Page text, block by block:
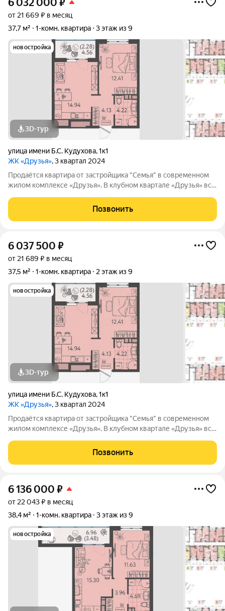
6 032 000 ₽
от 21 669 ₽ в месяц
37,7 м²
1-комн. квартира 3 этаж из 9
новостройка
3D-тур
улица имени Б.С. Кудухова,1к1
ЖК «Друзья», 3 квартал 2024
Продаётся квартира от застройщика "Семья" в современном
жилом комплексе «Друзья». В клубном квартале «Друзья» все
Бесплатные игровая комната для детей и антикафе для
Позвонить
6 037 500 ₽
от 21 689 ₽ в месяц
37,5 м²
1-комн. квартира 2 этаж из 9
новостройка
3D-тур
улица имени Б.С. Кудухова,1к1
ЖК «Друзья», 3 квартал 2024
Продаётся квартира от застройщика "Семья" в современном
жилом комплексе «Друзья». В клубном квартале «Друзья» все
Бесплатные игровая комната для детей и антикафе для
Позвонить
6 136 000 ₽
от 22 043 ₽ в месяц
38,4 м²
1-комн. квартира 3 этаж из 9
новостройка